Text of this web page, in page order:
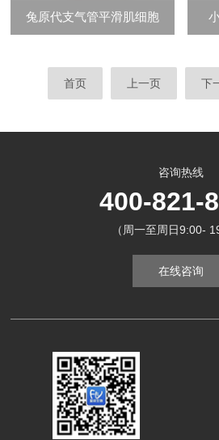
兔原代支气管平滑肌细胞
首页 上一页 下
咨询热线
400-821-
（周一至周日9:00-
在线咨询